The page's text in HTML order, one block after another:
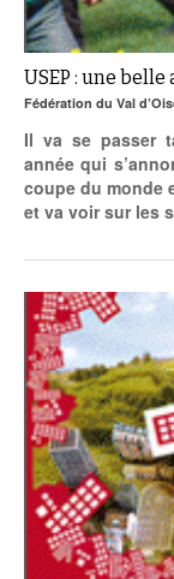
USEP : une belle
Fédération du Val
Il va se passer
année qui
coupe du monde
et va voir sur les